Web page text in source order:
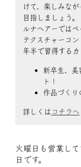
けて、楽しみな
目指しましょう。
ルナヘアーでは
テクスチャーコ
年半で習得する
新卒生、
ト！
作品づくり
詳しくは コチラへ
火曜日も営業して
日です。